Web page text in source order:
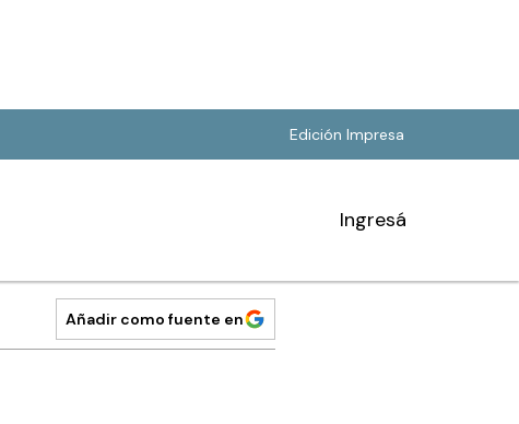
Edición Impresa
Ingresá
Añadir como fuente en